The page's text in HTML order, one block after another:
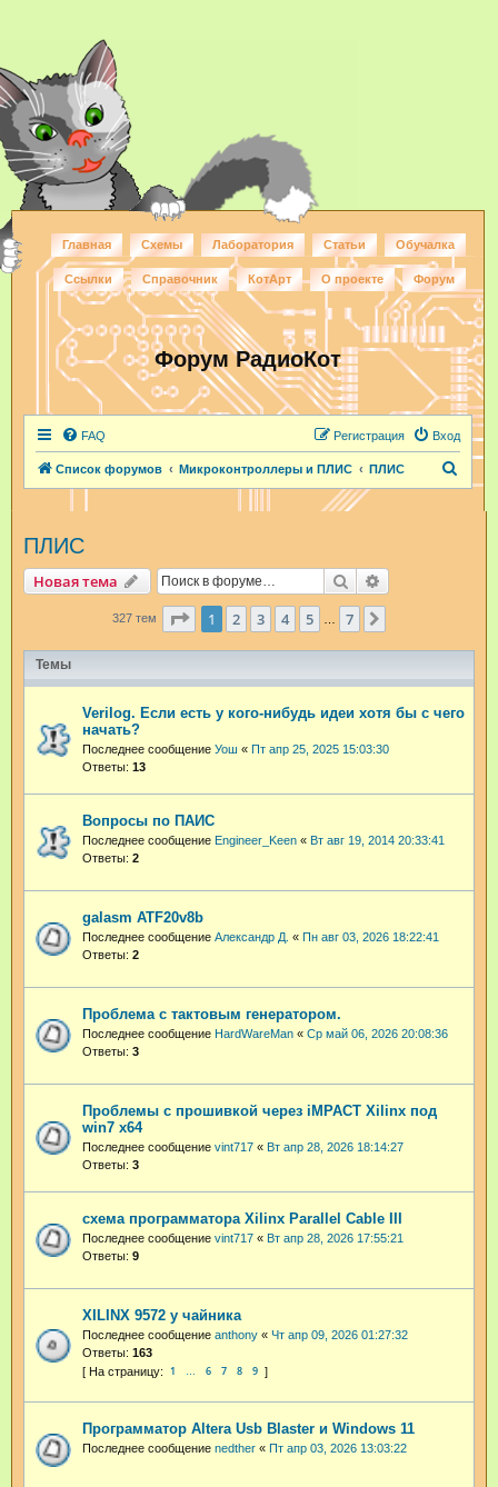
Главная Схемы Лаборатория Статьи Обучалка
Ссылки Справочник КотАрт О проекте Форум
Форум РадиоКот
FAQ Вход
Регистрация
Список форумов Микроконтроллеры и ПЛИС ПЛИС
ПЛИС
Новая тема Поиск
327 тем Страница из
1 2 3 4 5 7
Темы
Verilog. Если есть у кого-нибудь идеи хотя бы с чего
начать?
Последнее сообщение Уош « Пт апр 25, 2025 15:03:30
Ответы: 13
Вопросы по ПАИС
Последнее сообщение Engineer_Keen « Вт авг 19, 2014 20:33:41
Ответы: 2
galasm ATF20v8b
Последнее сообщение Александр Д. « Пн авг 03, 2026 18:22:41
Ответы: 2
Проблема с тактовым генератором.
Последнее сообщение HardWareMan « Ср май 06, 2026 20:08:36
Ответы: 3
Проблемы с прошивкой через iMPACT Xilinx под
win7 x64
Последнее сообщение vint717 « Вт апр 28, 2026 18:14:27
Ответы: 3
схема программатора Xilinx Parallel Cable III
Последнее сообщение vint717 « Вт апр 28, 2026 17:55:21
Ответы: 9
XILINX 9572 у чайника
Последнее сообщение anthony « Чт апр 09, 2026 01:27:32
Ответы: 163
1 … 6 7 8 9
Программатор Altera Usb Blaster и Windows 11
Последнее сообщение nedther « Пт апр 03, 2026 13:03:22